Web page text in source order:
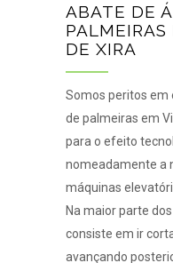
ABATE DE
DE XIRA
Somos peritos em
de palmeiras em
para o efeito
nomeadamente a
máquinas
Na maior parte
consiste em ir
avançando